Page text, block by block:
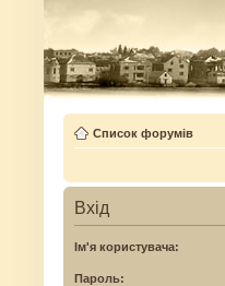
Список форумів
Вхід
Ім'я користувача:
Пароль: